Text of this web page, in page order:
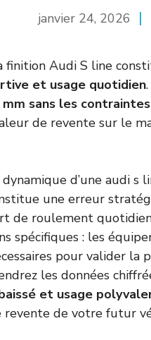
janvier 24, 2026
finition Audi S line
et usage quotidien
mm sans les
de revente sur le
d’une audi s
une erreur
de roulement
spécifiques : les
pour valider
les données
et usage
de votre futur